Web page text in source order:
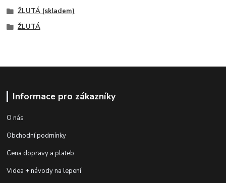
ŽLUTÁ (skladem)
ŽLUTÁ
Informace pro zákazníky
O nás
Obchodní podmínky
Cena dopravy a plateb
Videa + návody na lepení